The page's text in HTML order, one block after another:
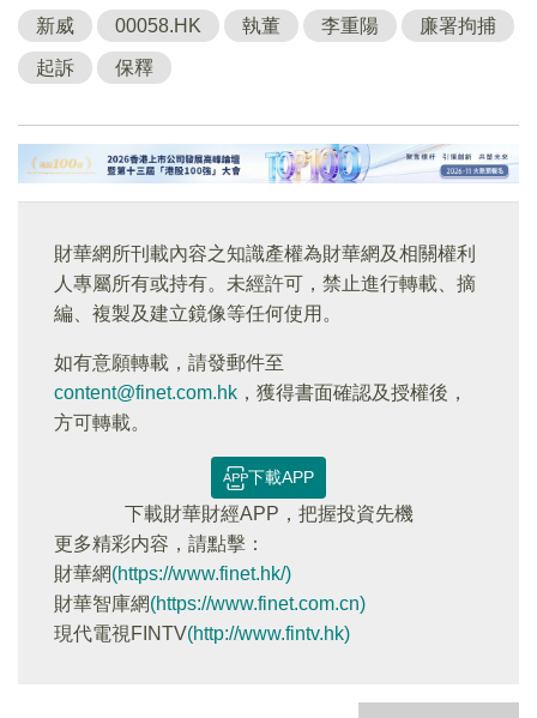
新威 00058.HK 執董 李重陽 廉署拘捕
起訴 保釋
財華網所刊載內容之知識產權為財華網及相關權利
人專屬所有或持有。未經許可，禁止進行轉載、摘
編、複製及建立鏡像等任何使用。
如有意願轉載，請發郵件至
content@finet.com.hk ，獲得書面確認及授權後，
方可轉載。
下載APP
下載財華財經APP，把握投資先機
更多精彩内容，請點擊：
財華網(https://www.finet.hk/)
財華智庫網(https://www.finet.com.cn)
現代電視FINTV(http://www.fintv.hk)